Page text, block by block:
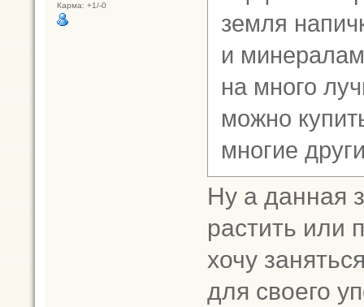
Карма: +1/-0
земля
и
на много
можно
многие
Ну а данная
растить или
хочу
для своего